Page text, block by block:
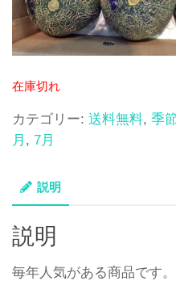
在庫切れ
カテゴリー: 送料無料, 季
月 , 7月
説明
説明
毎年人気がある商品です